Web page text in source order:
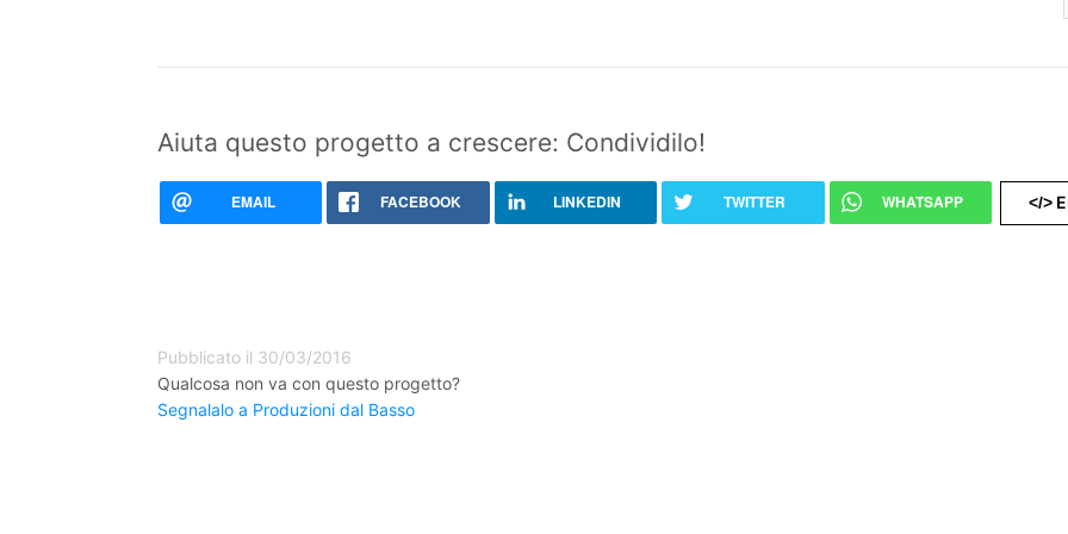
Aiuta questo progetto a crescere: Condividilo!
EMAIL FACEBOOK LINKEDIN TWITTER WHATSAPP </>
Pubblicato il 30/03/2016
Qualcosa non va con questo progetto?
Segnalalo a Produzioni dal Basso